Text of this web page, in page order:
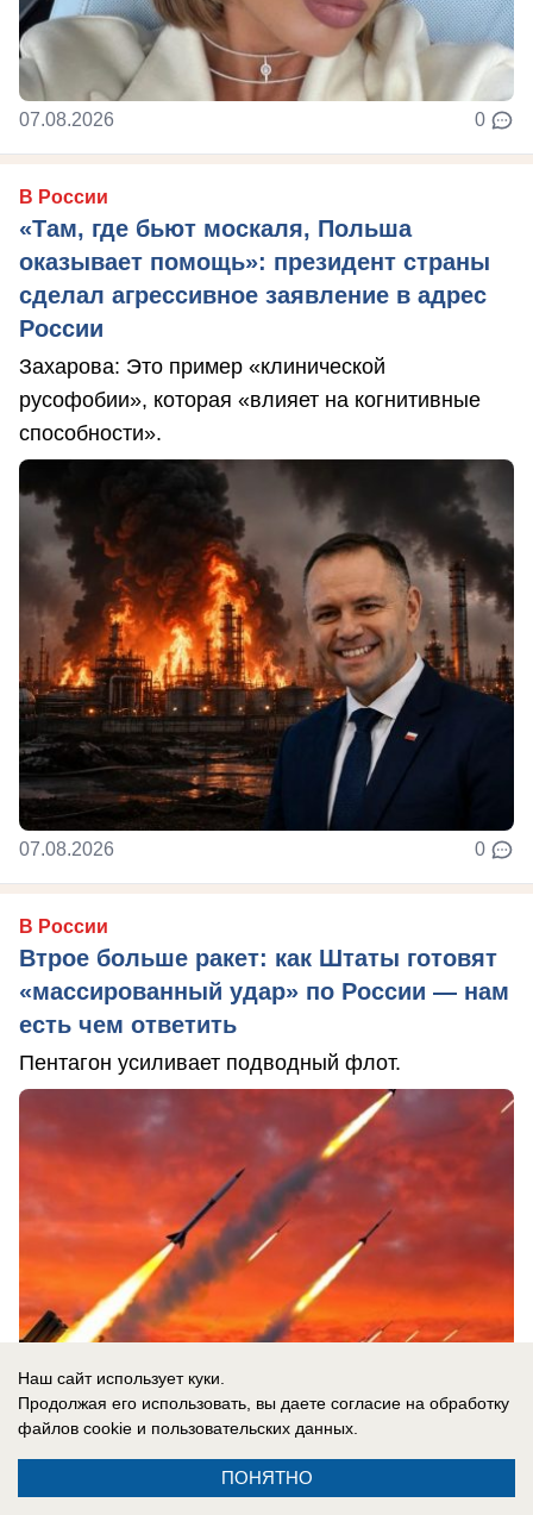
07.08.2026 0
В России
«Там, где бьют москаля, Польша
оказывает помощь»: президент страны
сделал агрессивное заявление в адрес
России
Захарова: Это пример «клинической
русофобии», которая «влияет на когнитивные
способности».
07.08.2026 0
В России
Втрое больше ракет: как Штаты готовят
«массированный удар» по России — нам
есть чем ответить
Пентагон усиливает подводный флот.
Наш сайт использует куки.
Продолжая его использовать, вы даете согласие на обработку
файлов cookie и пользовательских данных.
ПОНЯТНО